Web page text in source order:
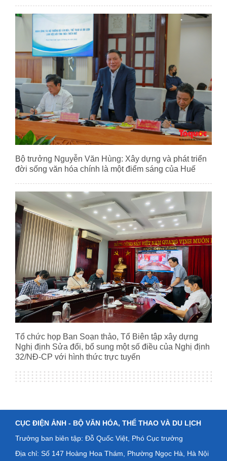
Bộ trưởng Nguyễn Văn Hùng: Xây dựng và phát triển
đời sống văn hóa chính là một điểm sáng của Huế
Tổ chức họp Ban Soạn thảo, Tổ Biên tập xây dựng
Nghị định Sửa đổi, bổ sung một số điều của Nghị định
32/NĐ-CP với hình thức trực tuyến
CỤC ĐIỆN ẢNH - BỘ VĂN HÓA, THỂ THAO VÀ DU LỊCH
Trưởng ban biên tập: Đỗ Quốc Việt, Phó Cục trưởng
Địa chỉ: Số 147 Hoàng Hoa Thám, Phường Ngọc Hà, Hà Nội